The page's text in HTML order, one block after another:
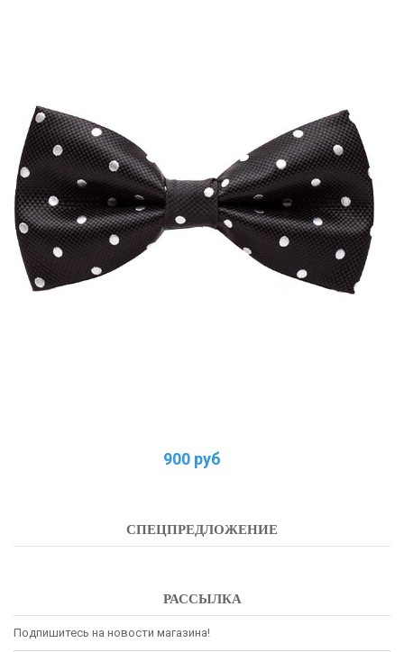
900 руб
СПЕЦПРЕДЛОЖЕНИЕ
РАССЫЛКА
Подпишитесь на новости магазина!